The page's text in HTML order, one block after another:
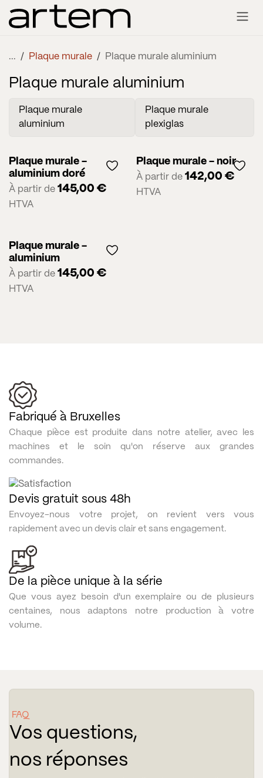
Se rendre au contenu
... Plaque murale Plaque murale aluminium
Plaque murale aluminium
Plaque murale
aluminium
Plaque murale
plexiglas
Plaque murale -
aluminium doré
À partir de 145,00 €
HTVA
Plaque murale - noir
À partir de 142,00 €
HTVA
Plaque murale -
aluminium
À partir de 145,00 €
HTVA
Fabriqué à Bruxelles
Chaque pièce est produite dans notre atelier, avec les
machines et le soin qu'on réserve aux grandes
commandes.
Devis gratuit sous 48h
Envoyez-nous votre projet, on revient vers vous
rapidement avec un devis clair et sans engagement.
De la pièce unique à la série
Que vous ayez besoin d'un exemplaire ou de plusieurs
centaines, nous adaptons notre production à votre
volume.
FAQ
Vos questions,
nos réponses